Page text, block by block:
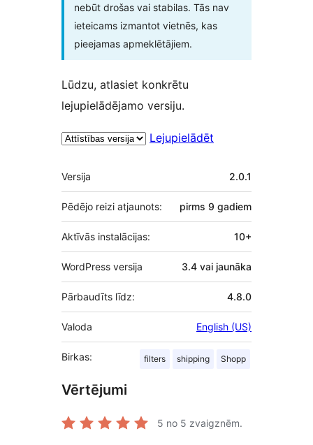
nebūt drošas vai stabilas. Tās nav
ieteicams izmantot vietnēs, kas
pieejamas apmeklētājiem.
Lūdzu, atlasiet konkrētu
lejupielādējamo versiju.
Lejupielādēt
Meta
Versija 2.0.1
Pēdējo reizi atjaunots: pirms 9 gadiem
Aktīvās instalācijas: 10+
WordPress versija 3.4 vai jaunāka
Pārbaudīts līdz: 4.8.0
Valoda English (US)
Birkas: filters shipping Shopp
Vērtējumi
5 no 5 zvaigznēm.